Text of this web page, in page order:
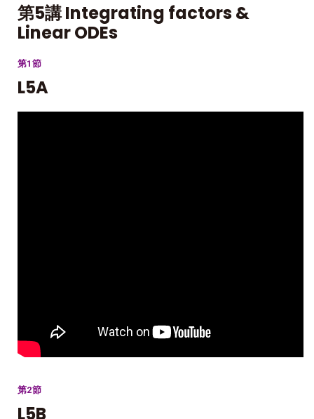
第5講 Integrating factors &
Linear ODEs
第1節
L5A
第2節
L5B